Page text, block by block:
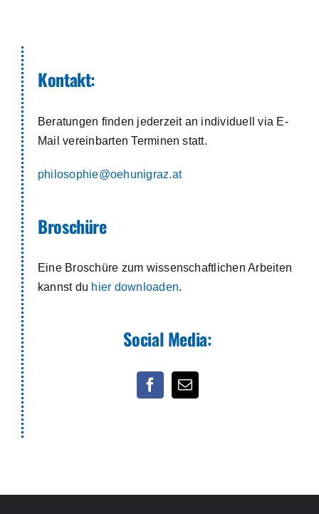
Kontakt:
Beratungen finden jederzeit an individuell via E-
Mail vereinbarten Terminen statt.
philosophie@oehunigraz.at
Broschüre
Eine Broschüre zum wissenschaftlichen Arbeiten
kannst du hier downloaden.
Social Media: